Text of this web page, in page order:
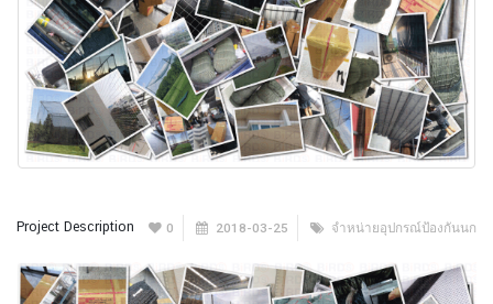
Project Description 0 2018-03-25 จำหน่ายอุปกรณ์ป้องกันนก